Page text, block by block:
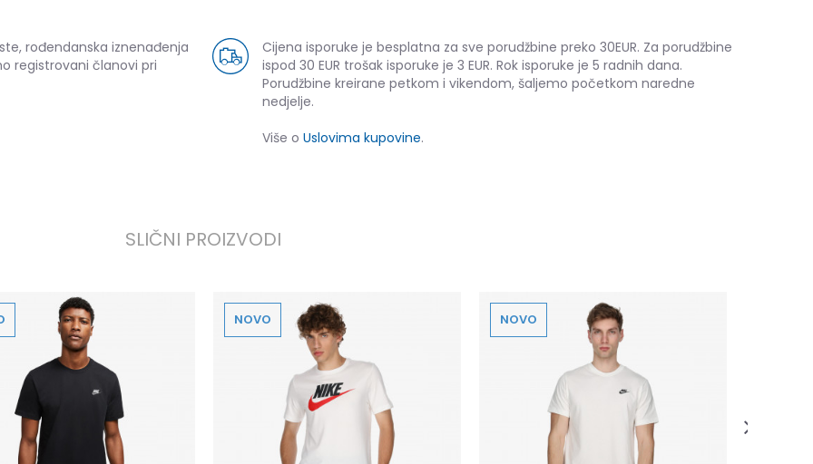
rođendanska iznenađenja
registrovani članovi pri
Cijena isporuke je besplatna za sve porudžbine preko 30EUR. Za porudžbine
ispod 30 EUR trošak isporuke je 3 EUR. Rok isporuke je 5 radnih dana.
Porudžbine kreirane petkom i vikendom, šaljemo početkom naredne
nedjelje.
Više o Uslovima kupovine.
SLIČNI PROIZVODI
NOVO NOVO
63,20